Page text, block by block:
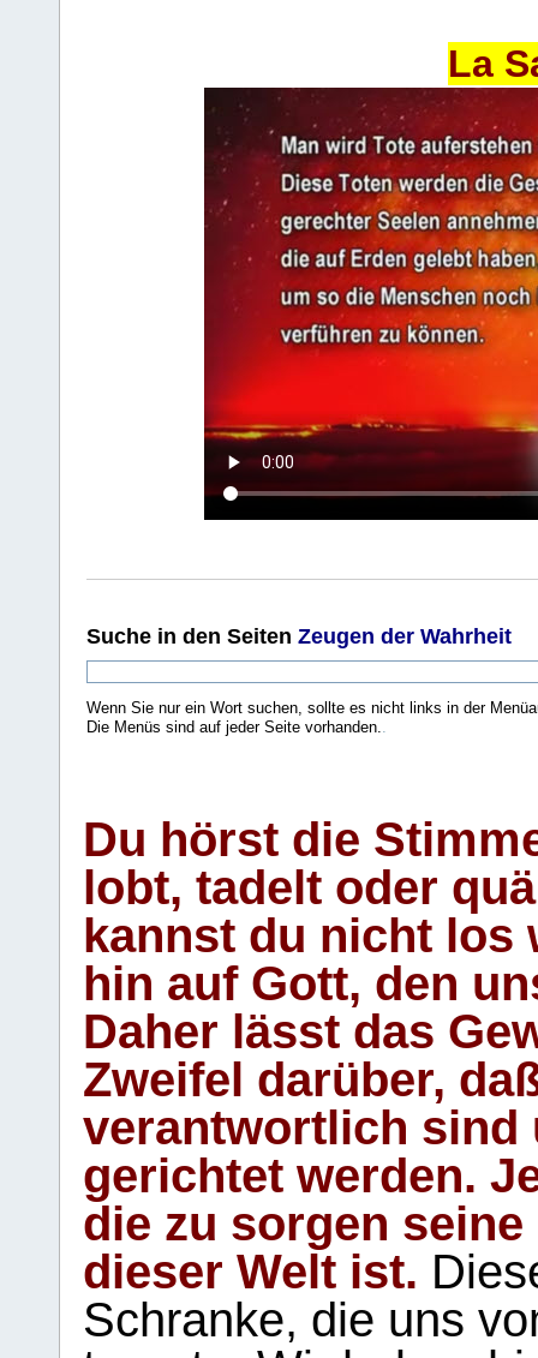
La
Suche in den Seiten Zeugen der Wahrheit
Wenn Sie nur ein Wort suchen, sollte es nicht links in der
Die Menüs sind auf jeder Seite vorhanden..
Du hörst die
lobt, tadelt oder
kannst du nicht los
hin auf Gott, den
Daher lässt das
Zweifel darüber,
verantwortlich sind
gerichtet werden.
die zu sorgen
dieser Welt ist.
Schranke, die uns